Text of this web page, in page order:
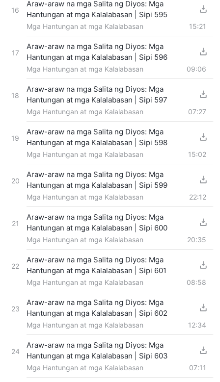
16
Araw-araw na mga Salita ng Diyos: Mga
Hantungan at mga Kalalabasan | Sipi 595
Mga Hantungan at mga Kalalabasan 15:21
17
Araw-araw na mga Salita ng Diyos: Mga
Hantungan at mga Kalalabasan | Sipi 596
Mga Hantungan at mga Kalalabasan 09:06
18
Araw-araw na mga Salita ng Diyos: Mga
Hantungan at mga Kalalabasan | Sipi 597
Mga Hantungan at mga Kalalabasan 07:27
19
Araw-araw na mga Salita ng Diyos: Mga
Hantungan at mga Kalalabasan | Sipi 598
Mga Hantungan at mga Kalalabasan 15:02
20
Araw-araw na mga Salita ng Diyos: Mga
Hantungan at mga Kalalabasan | Sipi 599
Mga Hantungan at mga Kalalabasan 22:12
21
Araw-araw na mga Salita ng Diyos: Mga
Hantungan at mga Kalalabasan | Sipi 600
Mga Hantungan at mga Kalalabasan 20:35
22
Araw-araw na mga Salita ng Diyos: Mga
Hantungan at mga Kalalabasan | Sipi 601
Mga Hantungan at mga Kalalabasan 08:58
23
Araw-araw na mga Salita ng Diyos: Mga
Hantungan at mga Kalalabasan | Sipi 602
Mga Hantungan at mga Kalalabasan 12:34
24
Araw-araw na mga Salita ng Diyos: Mga
Hantungan at mga Kalalabasan | Sipi 603
Mga Hantungan at mga Kalalabasan 07:11